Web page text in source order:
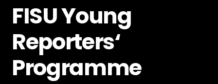
FISU Young
Reporters‘
Programme